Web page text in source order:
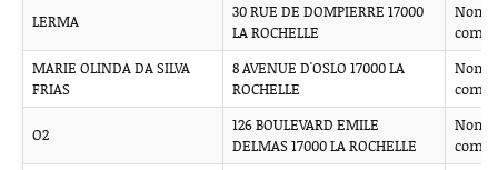
LERMA
30 RUE DE DOMPIERRE 17000
LA ROCHELLE
Non
MARIE OLINDA DA SILVA
FRIAS
8 AVENUE D'OSLO 17000 LA
ROCHELLE
Non
O2
126 BOULEVARD EMILE
DELMAS 17000 LA ROCHELLE
Non